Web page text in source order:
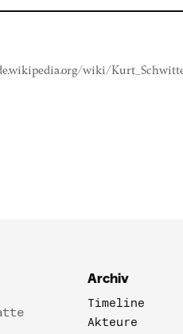
wiki/
Archiv
Timeline
Akteure